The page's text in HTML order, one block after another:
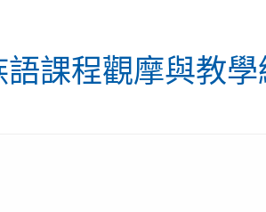
課程觀摩與教